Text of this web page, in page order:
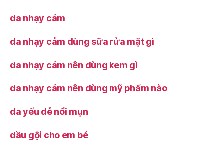
da nhạy cảm
da nhạy cảm dùng sữa rửa mặt gì
da nhạy cảm nên dùng kem gì
da nhạy cảm nên dùng mỹ phẩm nào
da yếu dễ nổi mụn
dầu gội cho em bé